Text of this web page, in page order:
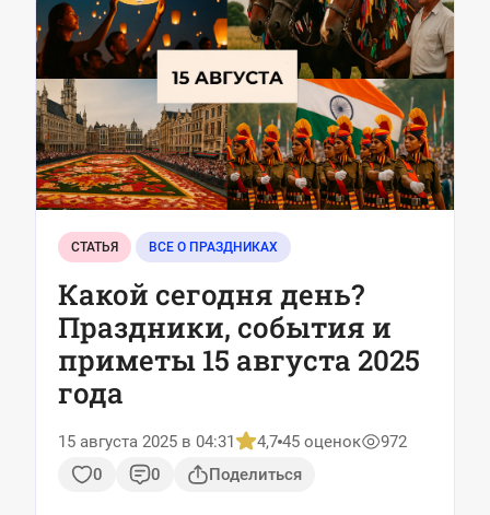
СТАТЬЯ ВСЕ О ПРАЗДНИКАХ
Какой сегодня день?
Праздники, события и
приметы 15 августа 2025
года
15 августа 2025 в 04:31 4,7 45 оценок
972
0
0 Поделиться